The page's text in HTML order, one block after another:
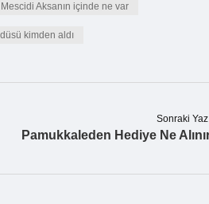
Mescidi Aksanın içinde ne var
kimden aldı
Sonraki
Pamukkaleden Hediye Ne